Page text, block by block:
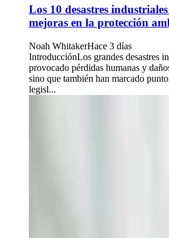
Los 10 desastres
mejoras en la protección
Noah WhitakerHace 3 días
IntroducciónLos grandes desastres
provocado pérdidas humanas y
sino que también han marcado
legisl...